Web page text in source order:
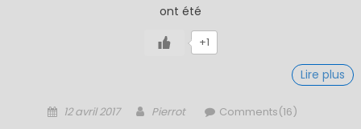
ont été
+1
Lire plus
Posted
12 avril 2017 Author
Pierrot Comments(16)